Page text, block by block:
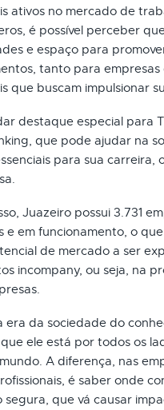
ativos no mercado de
é possível perceber
e espaço para
tanto para
que buscam impulsionar
destaque especial para
que pode ajudar na
para sua carreira,
Juazeiro possui 3.731
e em funcionamento, o
de mercado a ser
incompany, ou seja, na
era da sociedade do
ele está por todos os
A diferença, nas
é saber onde
segura, que vá causar